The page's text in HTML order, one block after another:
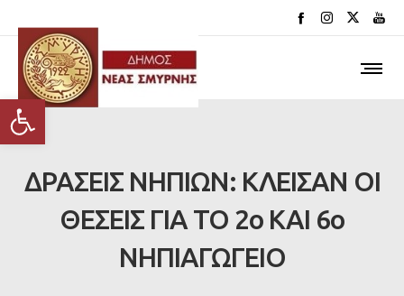
Ανοίξτε τη γραμμή εργαλείων
ΔΡΑΣΕΙΣ ΝΗΠΙΩΝ: ΚΛΕΙΣΑΝ ΟΙ
ΘΕΣΕΙΣ ΓΙΑ ΤΟ 2ο ΚΑΙ 6ο
ΝΗΠΙΑΓΩΓΕΙΟ